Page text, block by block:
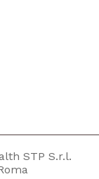
STP S.r.l.